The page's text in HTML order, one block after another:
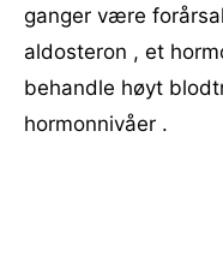
ganger være
aldosteron , et
behandle høyt
hormonnivåer .